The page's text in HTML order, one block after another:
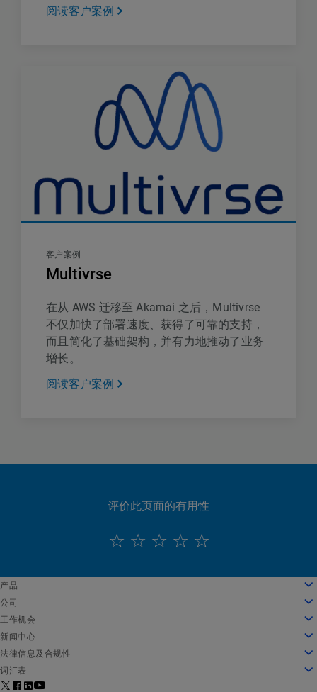
阅读客户案例
客户案例
Multivrse
在从 AWS 迁移至 Akamai 之后，Multivrse
不仅加快了部署速度、获得了可靠的支持，
而且简化了基础架构，并有力地推动了业务
增长。
阅读客户案例
评价此页面的有用性
产品
云计算
安全性
内容交付
所有产品和试用机会
全球服务
公司
关于我们
公司发展历程
领导团队
奖项
董事会
工作机会
工作机会
在 Akamai 工作
学生和应届毕业生
包容性工作场所
新闻中心
新闻中心
新闻稿
媒体报道
法律信息及合规性
法律信息
信息安全合规
词汇表
什么是 API 安全防护？
English
Deutsch
Español
Français
Italiano
Português
中文